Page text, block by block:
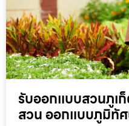
รับออกแบบสวนภูเ
สวน ออกแบบภูมิทั